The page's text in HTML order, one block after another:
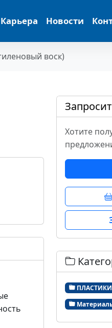
Карьера Новости
воск)
Хотите